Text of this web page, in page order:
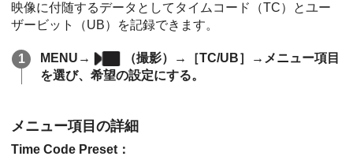
映像に付随するデータとしてタイムコード（TC）とユー
ザービット（UB）を記録できます。
MENU → （撮影）→ ［TC/UB］
→メニュー項目
を選び、希望の設定にする。
メニュー項目の詳細
Time Code Preset ：